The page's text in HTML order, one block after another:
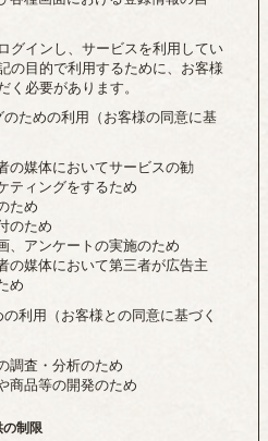
グインし、サービスを利用してい
の目的で利用するために、お客様
必要があります。
のための利用（お客様の同意に基
の媒体においてサービスの勧
ティングをするため
ため
のため
、アンケートの実施のため
の媒体において第三者が広告主
め
の利用（お客様との同意に基づく
調査・分析のため
商品等の開発のため
制限